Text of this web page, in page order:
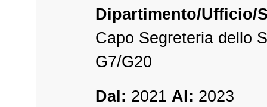
Dipartimento/Ufficio/
Capo Segreteria dello
G7/G20
Dal: 2021 Al: 2023